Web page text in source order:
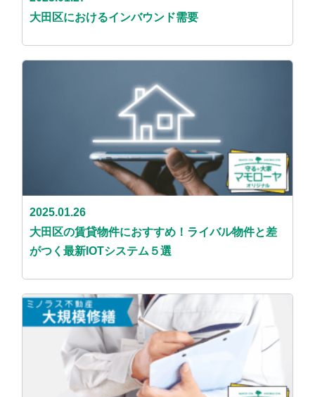
大田区におけるインバウンド需要
2025.01.26
大田区の賃貸物件におすすめ！ライバル物件と差
がつく最新IOTシステム５選